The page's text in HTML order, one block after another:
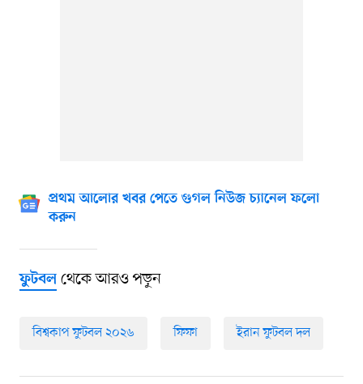
প্রথম আলোর খবর পেতে গুগল নিউজ চ্যানেল ফলো
করুন
ফুটবলথেকে আরও পড়ুন
বিশ্বকাপ ফুটবল ২০২৬ ফিফা ইরান ফুটবল দল